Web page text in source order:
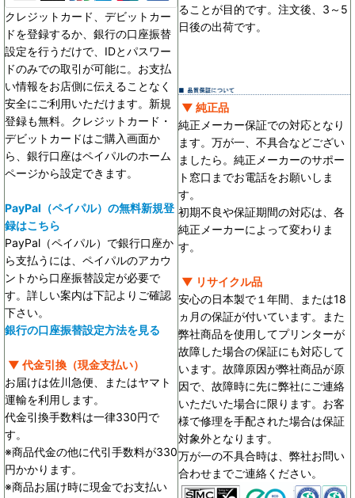
クレジットカード、デビットカー
ドを登録するか、銀行の口座振替
設定を行うだけで、IDとパスワー
ドのみでの取引が可能に。お支払
い情報をお店側に伝えることなく
安全にご利用いただけます。新規
登録も無料。クレジットカード・
デビットカードはご購入画面か
ら、銀行口座はペイパルのホーム
ページから設定できます。
PayPal（ペイパル）の無料新規登
録はこちら
PayPal（ペイパル）で銀行口座か
ら支払うには、ペイパルのアカウ
ントから口座振替設定が必要で
す。詳しい案内は下記よりご確認
下さい。
銀行の口座振替設定方法を見る
▼ 代金引換（現金支払い）
お届けは佐川急便、またはヤマト
運輸を利用します。
代金引換手数料は一律330円で
す。
※商品代金の他に代引手数料が330
円かかります。
※商品お届け時に現金でお支払い
ることが目的です。 注文後、3～5
日後の出荷です。
▼ 純正品
純正メーカー保証での対応となり
ます。万が一、不具合などござい
ましたら。純正メーカーのサポー
ト窓口までお電話をお願いしま
す。
初期不良や保証期間の対応は、各
純正メーカーによって変わりま
す。
▼ リサイクル品
安心の日本製で１年間、または18
ヵ月の保証が付いています。また
弊社商品を使用してプリンターが
故障した場合の保証にも対応して
います。故障原因が弊社商品が原
因で、故障時に先に弊社にご連絡
いただいた場合に限ります。お客
様で修理を手配された場合は保証
対象外となります。
万が一の不具合時は、弊社お問い
合わせまでご連絡ください。